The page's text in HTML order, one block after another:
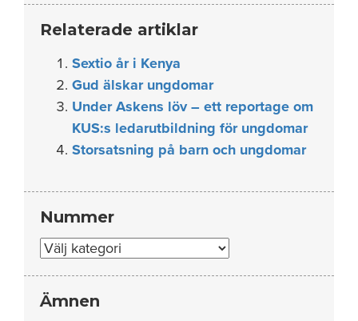
Relaterade artiklar
Sextio år i Kenya
Gud älskar ungdomar
Under Askens löv – ett reportage om
KUS:s ledarutbildning för ungdomar
Storsatsning på barn och ungdomar
Nummer
Nummer
Ämnen